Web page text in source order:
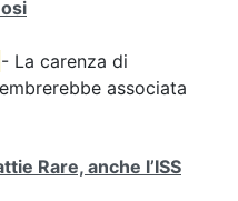
- La carenza di
associata
Rare, anche l’ISS